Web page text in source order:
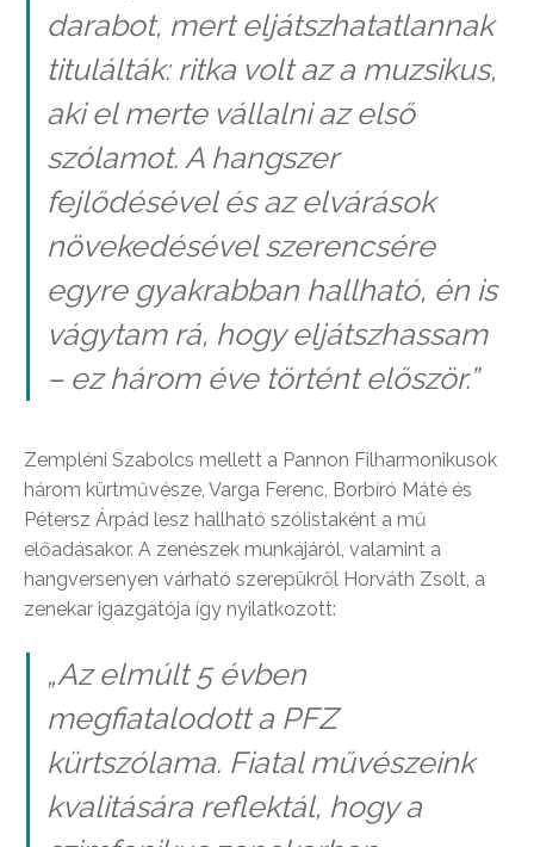
darabot, mert eljátszhatatlannak
titulálták: ritka volt az a muzsikus,
aki el merte vállalni az első
szólamot. A hangszer
fejlődésével és az elvárások
növekedésével szerencsére
egyre gyakrabban hallható, én is
vágytam rá, hogy eljátszhassam
– ez három éve történt először.”
Zempléni Szabolcs mellett a Pannon Filharmonikusok
három kürtművésze, Varga Ferenc, Borbíró Máté és
Pétersz Árpád lesz hallható szólistaként a mű
előadásakor. A zenészek munkájáról, valamint a
hangversenyen várható szerepükről Horváth Zsolt, a
zenekar igazgatója így nyilatkozott:
„Az elmúlt 5 évben
megfiatalodott a PFZ
kürtszólama. Fiatal művészeink
kvalitására reflektál, hogy a